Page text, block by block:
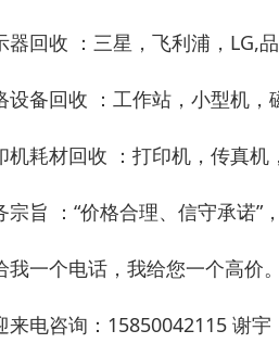
器回收 ：三星，飞利浦，LG,
设备回收 ：工作站，小型机，
机耗材回收 ：打印机，传真
宗旨 ：“价格合理、信守承诺”
我一个电话，我给您一个高价
来电咨询：15850042115 谢宇